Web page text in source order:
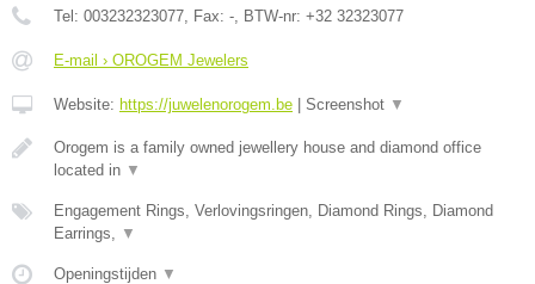
Tel: 003232323077, Fax: -, BTW-nr: +32 32323077
E-mail › OROGEM Jewelers
Website: https://juwelenorogem.be Screenshot ▼
Orogem is a family owned jewellery house and diamond office
located in ▼
Engagement Rings, Verlovingsringen, Diamond Rings, Diamond
Earrings, ▼
Openingstijden ▼